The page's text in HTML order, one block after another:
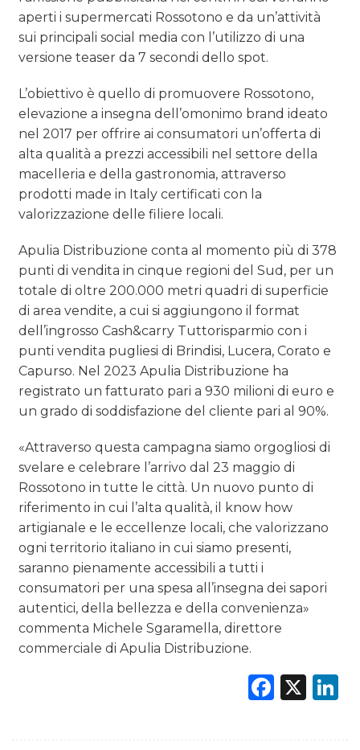
aperti i supermercati Rossotono e da un’attività
sui principali social media con l’utilizzo di una
versione teaser da 7 secondi dello spot.
L’obiettivo è quello di promuovere Rossotono,
elevazione a insegna dell’omonimo brand ideato
nel 2017 per offrire ai consumatori un’offerta di
alta qualità a prezzi accessibili nel settore della
macelleria e della gastronomia, attraverso
prodotti made in Italy certificati con la
valorizzazione delle filiere locali.
Apulia Distribuzione conta al momento più di 378
punti di vendita in cinque regioni del Sud, per un
totale di oltre 200.000 metri quadri di superficie
di area vendite, a cui si aggiungono il format
dell’ingrosso Cash&carry Tuttorisparmio con i
punti vendita pugliesi di Brindisi, Lucera, Corato e
Capurso. Nel 2023 Apulia Distribuzione ha
registrato un fatturato pari a 930 milioni di euro e
un grado di soddisfazione del cliente pari al 90%.
«Attraverso questa campagna siamo orgogliosi di
svelare e celebrare l’arrivo dal 23 maggio di
Rossotono in tutte le città. Un nuovo punto di
riferimento in cui l’alta qualità, il know how
artigianale e le eccellenze locali, che valorizzano
ogni territorio italiano in cui siamo presenti,
saranno pienamente accessibili a tutti i
consumatori per una spesa all’insegna dei sapori
autentici, della bellezza e della convenienza»
commenta Michele Sgaramella, direttore
commerciale di Apulia Distribuzione.
X